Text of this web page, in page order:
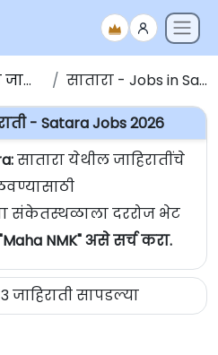
सातारा - Jobs in Satara
- Satara Jobs 2026
सातारा येथील जाहिरातींचे
संकेतस्थळाला दररोज भेट
NMK" असे सर्च करा.
जाहिराती सापडल्या